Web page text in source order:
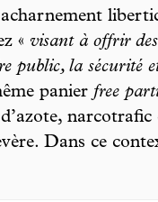
« visant à offrir des
public, la sécurité
panier free
narcotrafic
Dans ce